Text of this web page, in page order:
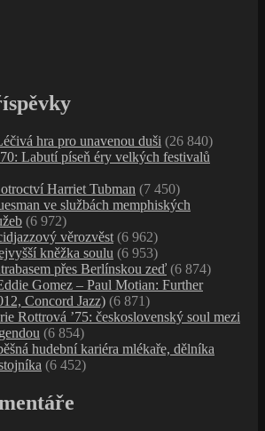
hra pro unavenou duši (26 840)
Labutí píseň éry velkých festivalů
Harriet Tubman (7 450)
ve službách memphiských
(6 972)
věrozvěst (6 962)
kněžka soulu (6 953)
přes Berlínskou zeď (6 874)
Gomez – Paul Motian: Further
Concord Jazz) (6 871)
Rottrová ’75: československý soul mezi
(6 854)
hudební kariéra mlékaře, dělníka
(6 452)